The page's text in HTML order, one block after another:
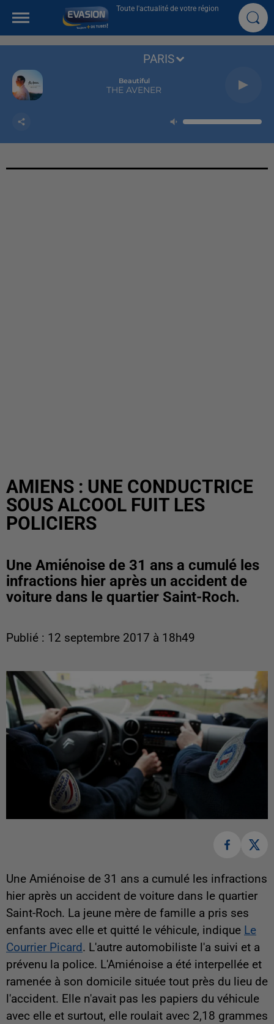
Toute l'actualité de votre région
Beautiful
THE AVENER
PARIS
AMIENS : UNE CONDUCTRICE
SOUS ALCOOL FUIT LES
POLICIERS
Une Amiénoise de 31 ans a cumulé les
infractions hier après un accident de
voiture dans le quartier Saint-Roch.
Publié : 12 septembre 2017 à 18h49
Une Amiénoise de 31 ans a cumulé les infractions
hier après un accident de voiture dans le quartier
Saint-Roch. La jeune mère de famille a pris ses
enfants avec elle et quitté le véhicule, indique Le
Courrier Picard. L'autre automobiliste l'a suivi et a
prévenu la police. L'Amiénoise a été interpellée et
ramenée à son domicile située tout près du lieu de
l'accident. Elle n'avait pas les papiers du véhicule
avec elle et surtout, elle roulait avec 2,18 grammes